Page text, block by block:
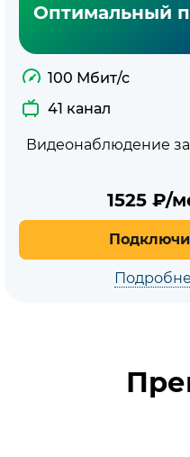
Оптимальный
100 Мбит/с
41 канал
Видеонаблюдение
1525₽/